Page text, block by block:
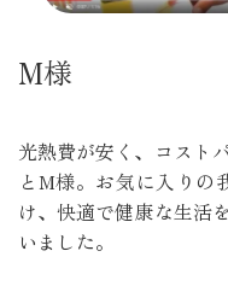
M様
光熱費が安く、コスト
とM様。お気に入り
け、快適で健康な生活
いました。